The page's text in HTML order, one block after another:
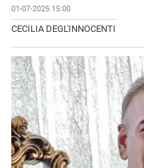
01-07-2025 15:00
CECILIA DEGL'INNOCENTI